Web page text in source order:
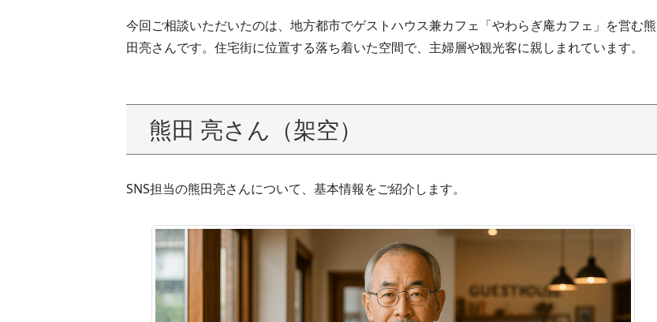
今回ご相談いただいたのは、地方都市でゲストハウス兼カフェ「やわらぎ庵カフェ」を営む熊
田亮さんです。住宅街に位置する落ち着いた空間で、主婦層や観光客に親しまれています。
熊田 亮さん（架空）
SNS担当の熊田亮さんについて、基本情報をご紹介します。